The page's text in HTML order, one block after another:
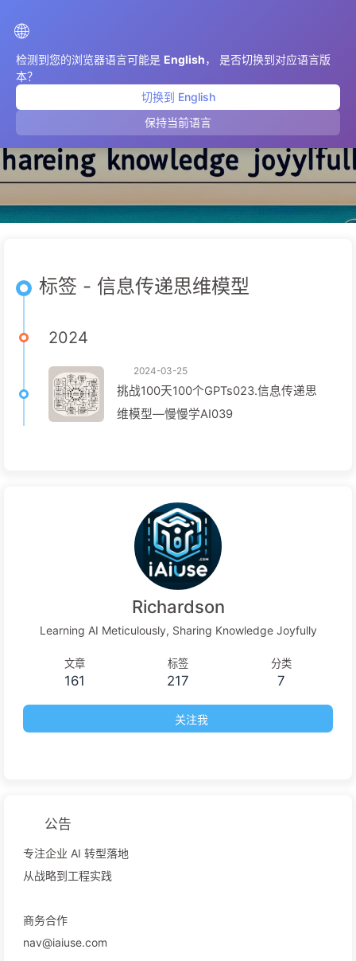
🌐
检测到您的浏览器语言可能是 English， 是否切换到对应语言版
本？
切换到 English
保持当前语言
信息传递思维模型
标签 - 信息传递思维模型
2024
2024-03-25
挑战100天100个GPTs023.信息传递思
维模型—慢慢学AI039
Richardson
Learning AI Meticulously, Sharing Knowledge Joyfully
文章
161
标签
217
分类
7
关注我
公告
专注企业 AI 转型落地
从战略到工程实践
商务合作
nav@iaiuse.com